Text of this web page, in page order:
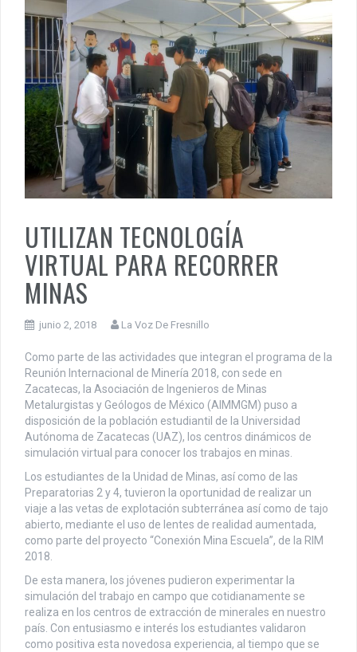
UTILIZAN TECNOLOGÍA
VIRTUAL PARA RECORRER
MINAS
junio 2, 2018 La Voz De Fresnillo
Como parte de las actividades que integran el programa de la
Reunión Internacional de Minería 2018, con sede en
Zacatecas, la Asociación de Ingenieros de Minas
Metalurgistas y Geólogos de México (AIMMGM) puso a
disposición de la población estudiantil de la Universidad
Autónoma de Zacatecas (UAZ), los centros dinámicos de
simulación virtual para conocer los trabajos en minas.
Los estudiantes de la Unidad de Minas, así como de las
Preparatorias 2 y 4, tuvieron la oportunidad de realizar un
viaje a las vetas de explotación subterránea así como de tajo
abierto, mediante el uso de lentes de realidad aumentada,
como parte del proyecto “Conexión Mina Escuela”, de la RIM
2018.
De esta manera, los jóvenes pudieron experimentar la
simulación del trabajo en campo que cotidianamente se
realiza en los centros de extracción de minerales en nuestro
país. Con entusiasmo e interés los estudiantes validaron
como positiva esta novedosa experiencia, al tiempo que se